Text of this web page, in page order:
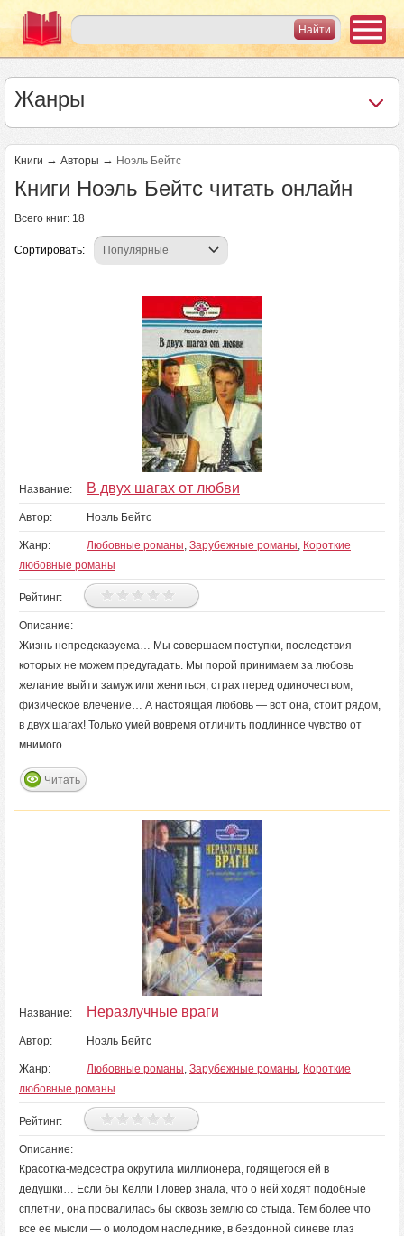
Жанры
Книги → Авторы → Ноэль Бейтс
Книги Ноэль Бейтс читать онлайн
Всего книг: 18
Сортировать:
Название: В двух шагах от любви
Автор: Ноэль Бейтс
Жанр: Любовные романы, Зарубежные романы, Короткие
любовные романы
Рейтинг:
Описание:
Жизнь непредсказуема… Мы совершаем поступки, последствия
которых не можем предугадать. Мы порой принимаем за любовь
желание выйти замуж или жениться, страх перед одиночеством,
физическое влечение… А настоящая любовь — вот она, стоит рядом,
в двух шагах! Только умей вовремя отличить подлинное чувство от
мнимого.
Читать
Название: Неразлучные враги
Автор: Ноэль Бейтс
Жанр: Любовные романы, Зарубежные романы, Короткие
любовные романы
Рейтинг:
Описание:
Красотка-медсестра окрутила миллионера, годящегося ей в
дедушки… Если бы Келли Гловер знала, что о ней ходят подобные
сплетни, она провалилась бы сквозь землю со стыда. Тем более что
все ее мысли — о молодом наследнике, в бездонной синеве глаз